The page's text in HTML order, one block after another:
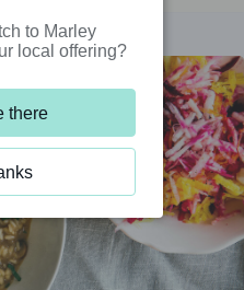
to Marley
local offering?
there